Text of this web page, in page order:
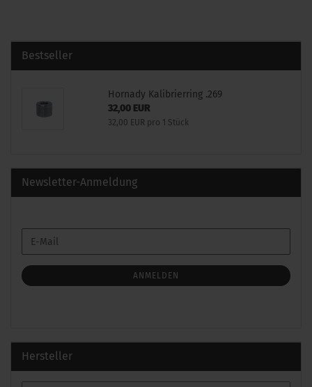
Bestseller
Hornady Kalibrierring .269
32,00 EUR
32,00 EUR pro 1 Stück
Newsletter-Anmeldung
ZUR
ANMELDUNG
E-
Mail
ANMELDEN
Hersteller